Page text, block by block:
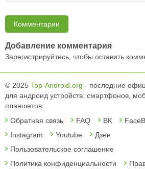
Комментарии
Добавление комментария
Зарегистрируйтесь, чтобы оставить
© 2025 Top-Android.org - последние
для андроид устройств: смартфонов,
планшетов
Обратная связь
FAQ ВК
Instagram
Youtube
Дзен
Пользовательское соглашение
Политика конфиденциальности